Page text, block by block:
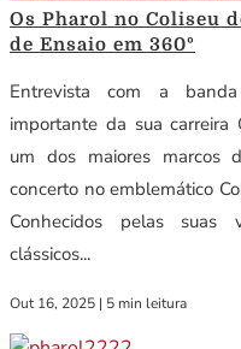
Os Pharol no Coliseu
de Ensaio em 360º
Entrevista com a
importante da sua
um dos maiores marcos
concerto no emblemático
Conhecidos pelas suas
clássicos...
Out 16, 2025 | 5 min leitura